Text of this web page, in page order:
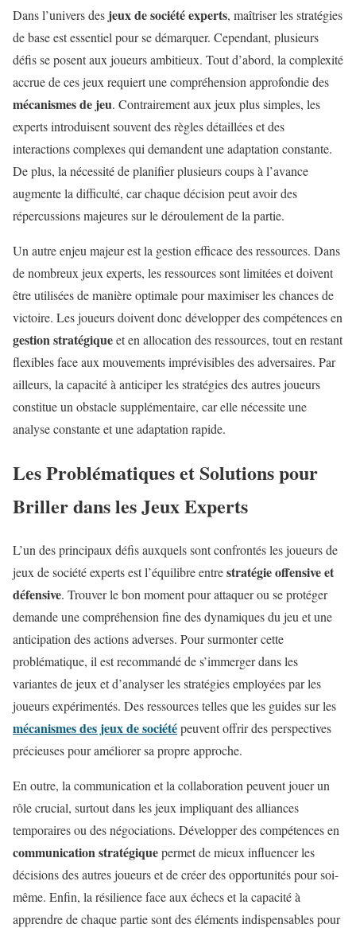
Dans l’univers des jeux de société experts, maîtriser les stratégies
de base est essentiel pour se démarquer. Cependant, plusieurs
défis se posent aux joueurs ambitieux. Tout d’abord, la complexité
accrue de ces jeux requiert une compréhension approfondie des
mécanismes de jeu. Contrairement aux jeux plus simples, les
experts introduisent souvent des règles détaillées et des
interactions complexes qui demandent une adaptation constante.
De plus, la nécessité de planifier plusieurs coups à l’avance
augmente la difficulté, car chaque décision peut avoir des
répercussions majeures sur le déroulement de la partie.
Un autre enjeu majeur est la gestion efficace des ressources. Dans
de nombreux jeux experts, les ressources sont limitées et doivent
être utilisées de manière optimale pour maximiser les chances de
victoire. Les joueurs doivent donc développer des compétences en
gestion stratégiqueet en allocation des ressources, tout en restant
flexibles face aux mouvements imprévisibles des adversaires. Par
ailleurs, la capacité à anticiper les stratégies des autres joueurs
constitue un obstacle supplémentaire, car elle nécessite une
analyse constante et une adaptation rapide.
Les Problématiques et Solutions pour
Briller dans les Jeux Experts
L’un des principaux défis auxquels sont confrontés les joueurs de
jeux de société experts est l’équilibre entrestratégie offensive et
défensive. Trouver le bon moment pour attaquer ou se protéger
demande une compréhension fine des dynamiques du jeu et une
anticipation des actions adverses. Pour surmonter cette
problématique, il est recommandé de s’immerger dans les
variantes de jeux et d’analyser les stratégies employées par les
joueurs expérimentés. Des ressources telles que les guides sur les
mécanismes des jeux de sociétépeuvent offrir des perspectives
précieuses pour améliorer sa propre approche.
En outre, la communication et la collaboration peuvent jouer un
rôle crucial, surtout dans les jeux impliquant des alliances
temporaires ou des négociations. Développer des compétences en
communication stratégiquepermet de mieux influencer les
décisions des autres joueurs et de créer des opportunités pour soi-
même. Enfin, la résilience face aux échecs et la capacité à
apprendre de chaque partie sont des éléments indispensables pour